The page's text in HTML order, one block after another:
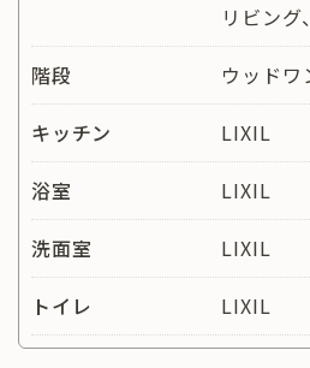
リビング
階段
ウッド
キッチン
LIXIL
浴室
LIXIL
洗面室
LIXIL
トイレ
LIXIL